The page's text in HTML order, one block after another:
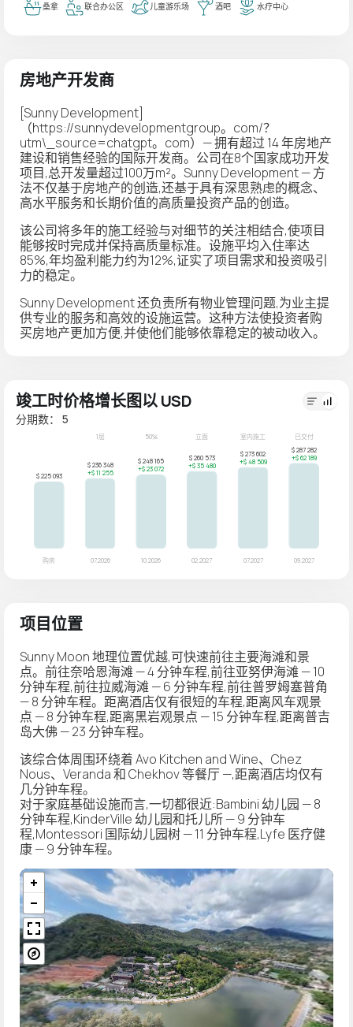
桑拿 联合办公区 儿童游乐场 酒吧 水疗中心
房地产开发商
[Sunny Development]
（https://sunnydevelopmentgroup。com/？
utm\_source=chatgpt。com）— 拥有超过 14 年房地产
建设和销售经验的国际开发商。公司在8个国家成功开发
项目,总开发量超过100万m²。Sunny Development — 方
法不仅基于房地产的创造,还基于具有深思熟虑的概念、
高水平服务和长期价值的高质量投资产品的创造。
该公司将多年的施工经验与对细节的关注相结合,使项目
能够按时完成并保持高质量标准。设施平均入住率达
85%,年均盈利能力约为12%,证实了项目需求和投资吸引
力的稳定。
Sunny Development 还负责所有物业管理问题,为业主提
供专业的服务和高效的设施运营。这种方法使投资者购
买房地产更加方便,并使他们能够依靠稳定的被动收入。
竣工时价格增长图以 USD
分期数： 5
项目位置
Sunny Moon 地理位置优越,可快速前往主要海滩和景
点。前往奈哈恩海滩 — 4 分钟车程,前往亚努伊海滩 — 10
分钟车程,前往拉威海滩 — 6 分钟车程,前往普罗姆塞普角
— 8 分钟车程。距离酒店仅有很短的车程,距离风车观景
点 — 8 分钟车程,距离黑岩观景点 — 15 分钟车程,距离普吉
岛大佛 — 23 分钟车程。
该综合体周围环绕着 Avo Kitchen and Wine、Chez
Nous、Veranda 和 Chekhov 等餐厅 —,距离酒店均仅有
几分钟车程。
对于家庭基础设施而言,一切都很近:Bambini 幼儿园 — 8
分钟车程,KinderVille 幼儿园和托儿所 — 9 分钟车
程,Montessori 国际幼儿园树 — 11 分钟车程,Lyfe 医疗健
康 — 9 分钟车程。